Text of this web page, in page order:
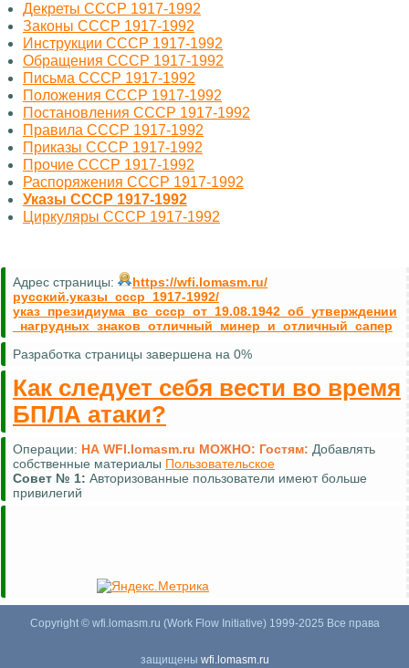
Декреты СССР 1917-1992
Законы СССР 1917-1992
Инструкции СССР 1917-1992
Обращения СССР 1917-1992
Письма СССР 1917-1992
Положения СССР 1917-1992
Постановления СССР 1917-1992
Правила СССР 1917-1992
Приказы СССР 1917-1992
Прочие СССР 1917-1992
Распоряжения СССР 1917-1992
Указы СССР 1917-1992
Циркуляры СССР 1917-1992
Адрес страницы:
https://wfi.lomasm.ru/
русский.указы_ссср_1917-1992/
указ_президиума_вс_ссср_от_19.08.1942_об_утверждении
_нагрудных_знаков_отличный_минер_и_отличный_сапер
Разработка страницы завершена на 0%
Как следует себя вести во время
БПЛА атаки?
Операции: НА WFI.lomasm.ru МОЖНО: Гостям: Добавлять
собственные материалы Пользовательское
Совет № 1: Авторизованные пользователи имеют больше
привилегий
Copyright © wfi.lomasm.ru (Work Flow Initiative) 1999-2025 Все права
защищены wfi.lomasm.ru